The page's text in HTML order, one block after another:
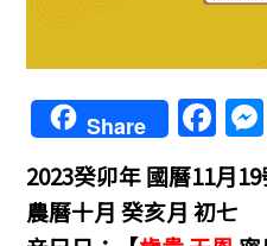
Share F
a
c
e
2023癸卯年 國曆11月
農曆十月 癸亥月 初七